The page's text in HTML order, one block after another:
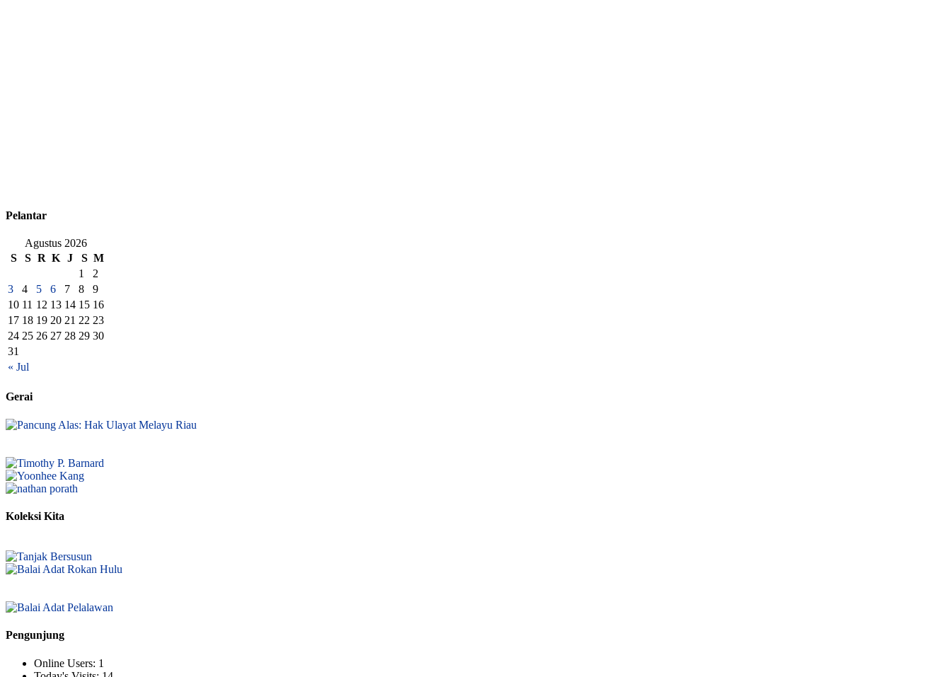
Pelantar
Agustus 2026
S
S R K J S M
« Jul
1
2
3
4 5 6 7 8
9
10 11 12 13 14 15 16
17 18 19 20 21 22 23
24 25 26 27 28 29 30
31
Gerai
Koleksi Kita
Pengunjung
Online Users: 1